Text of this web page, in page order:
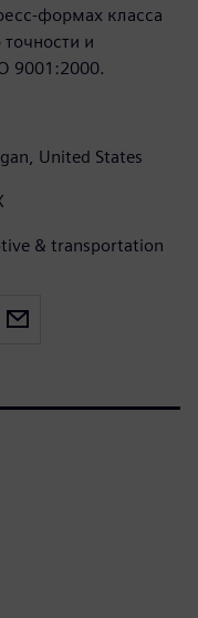
формах класса
и
9001:2000.
United States
& transportation